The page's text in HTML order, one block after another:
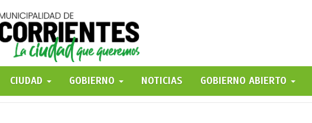
CIUDAD GOBIERNO NOTICIAS GOBIERNO ABIERTO